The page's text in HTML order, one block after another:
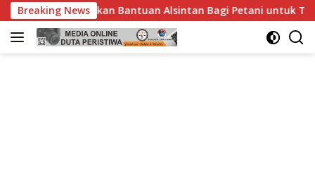
Langsung
ke
konten
Breaking News
Alsintan Bagi Petani untuk Tingkatkan Produksi